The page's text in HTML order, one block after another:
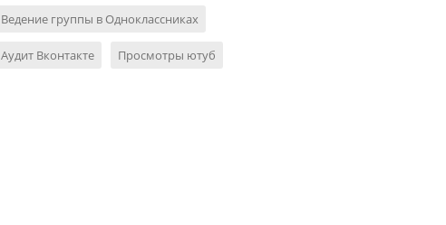
Ведение группы в Одноклассниках
Аудит Вконтакте Просмотры ютуб